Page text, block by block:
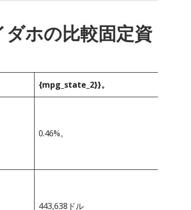
ホの比較固定資
{mpg_state_2}}。
0.46%。
443,638ドル